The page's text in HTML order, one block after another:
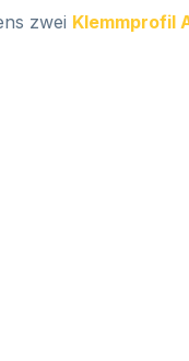
zwei Klemmprofil